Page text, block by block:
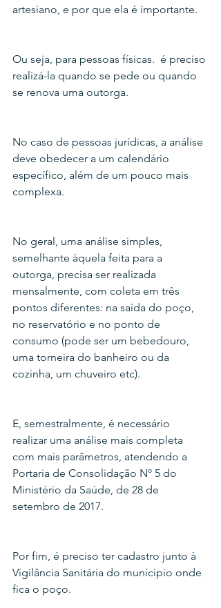
artesiano, e por que ela é importante.
Ou seja, para pessoas físicas.  é preciso
realizá-la quando se pede ou quando
se renova uma outorga.
No caso de pessoas jurídicas, a análise
deve obedecer a um calendário
específico, além de um pouco mais
complexa.
No geral, uma análise simples,
semelhante àquela feita para a
outorga, precisa ser realizada
mensalmente, com coleta em três
pontos diferentes: na saída do poço,
no reservatório e no ponto de
consumo (pode ser um bebedouro,
uma torneira do banheiro ou da
cozinha, um chuveiro etc).
E, semestralmente, é necessário
realizar uma análise mais completa
com mais parâmetros, atendendo a
Portaria de Consolidação Nº 5 do
Ministério da Saúde, de 28 de
setembro de 2017.
Por fim, é preciso ter cadastro junto à
Vigilância Sanitária do munícipio onde
fica o poço.